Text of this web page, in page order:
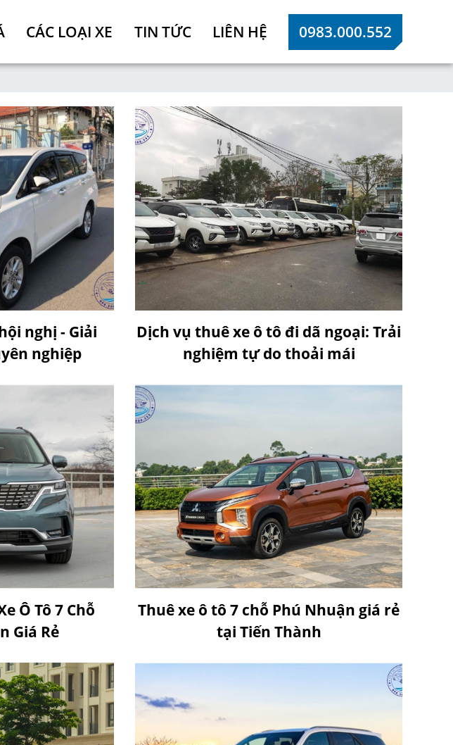
CÁC LOẠI XE TIN TỨC LIÊN HỆ 0983.000.552
nghị - Giải
nghiệp
Dịch vụ thuê xe ô tô đi dã ngoại: Trải
nghiệm tự do thoải mái
Ô Tô 7 Chỗ
Giá Rẻ
Thuê xe ô tô 7 chỗ Phú Nhuận giá rẻ
tại Tiến Thành